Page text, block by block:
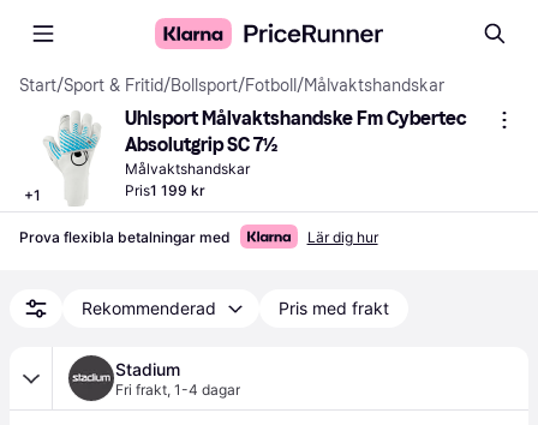
Start/Sport & Fritid/Bollsport/Fotboll /Målvaktshandskar
+1
Uhlsport Målvaktshandske Fm Cybertec
Absolutgrip SC 7½
Målvaktshandskar
Pris1 199 kr
Prova flexibla betalningar med Lär dig hur
Rekommenderad Pris med frakt
Stadium
Fri frakt, 1-4 dagar